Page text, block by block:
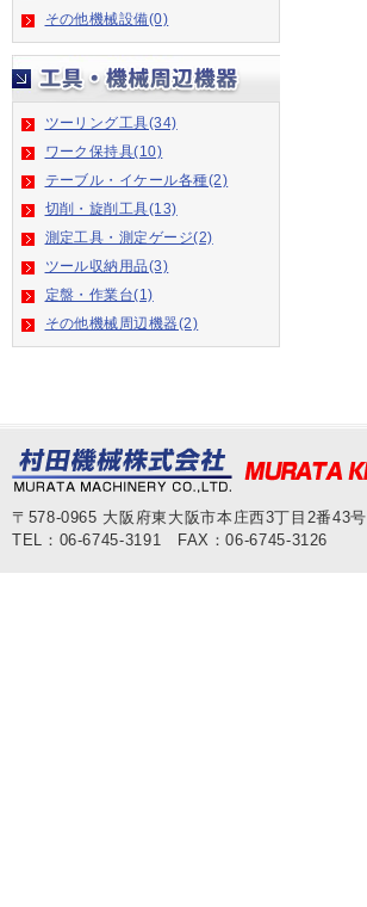
その他機械設備(0)
ツーリング工具(34)
ワーク保持具(10)
テーブル・イケール各種(2)
切削・旋削工具(13)
測定工具・測定ゲージ(2)
ツール収納用品(3)
定盤・作業台(1)
その他機械周辺機器(2)
〒578-0965 大阪府東大阪市本庄西3丁目2番43号
TEL：06-6745-3191 FAX：06-6745-3126